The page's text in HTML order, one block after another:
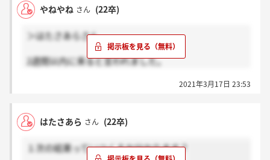
やねやね さん (22卒)
＞はたさあらさん
2週間以内に来ると言われました。
2021年3月17日 23:53
はたさあら さん (22卒)
１次の結果っていつくるか分かります？